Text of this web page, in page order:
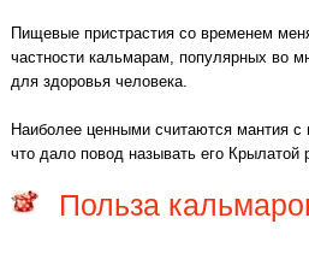
Пищевые пристрастия со временем
частности кальмарам, популярных во
для здоровья человека.
Наиболее ценными считаются мантия
что дало повод называть его Крылатой
Польза